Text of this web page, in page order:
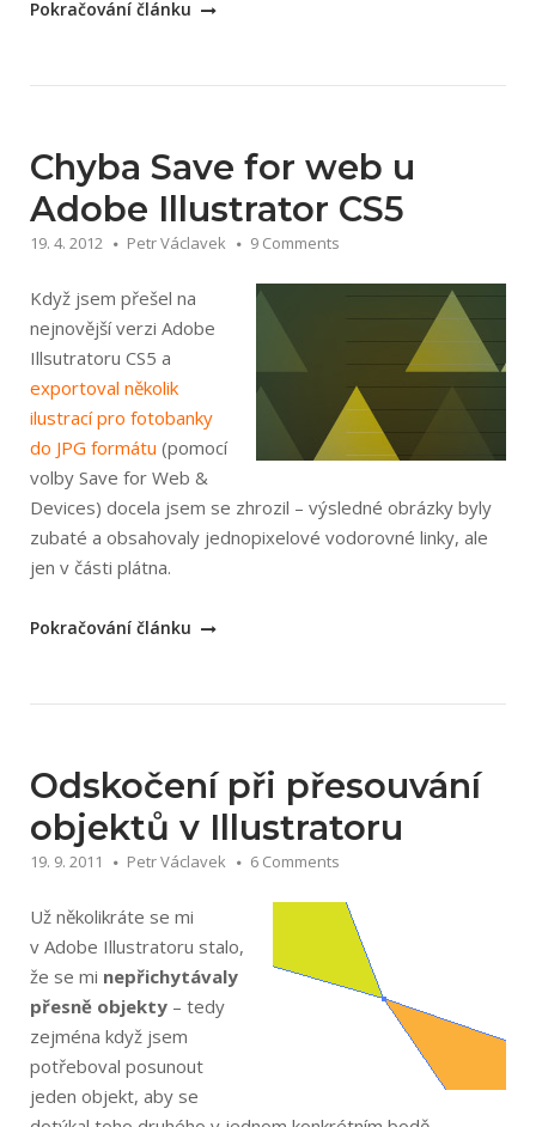
„Problém
10
použití
gradientu
Clipping
Mask“
Pokračování článku
Chyba Save for web u
Adobe Illustrator CS5
19. 4. 2012 Petr Václavek 9 Comments
Když jsem přešel na
nejnovější verzi Adobe
Illsutratoru CS5 a
exportoval několik
ilustrací pro fotobanky
do JPG formátu (pomocí
volby Save for Web &
Devices) docela jsem se zhrozil – výsledné obrázky byly
zubaté a obsahovaly jednopixelové vodorovné linky, ale
jen v části plátna.
„Chyba
Adobe
Illustrator
CS5“
Pokračování článku
Odskočení při přesouvání
objektů v Illustratoru
19. 9. 2011 Petr Václavek 6 Comments
Už několikráte se mi
v Adobe Illustratoru stalo,
že se mi nepřichytávaly
přesně objekty – tedy
zejména když jsem
potřeboval posunout
jeden objekt, aby se